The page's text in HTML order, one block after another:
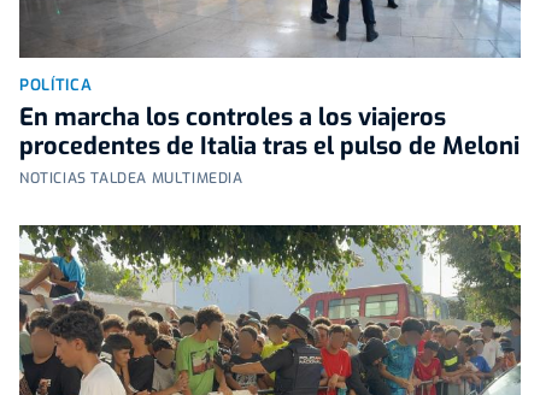
POLÍTICA
En marcha los controles a los viajeros
procedentes de Italia tras el pulso de Meloni
NOTICIAS TALDEA MULTIMEDIA